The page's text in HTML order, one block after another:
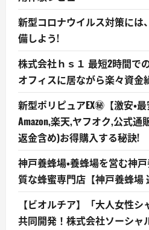
新型コロナウイルス対策には
備しよう!
株式会社ｈｓ１ 最短2時間で
オフィスに居ながら楽々資金
新型ポリピュアEX㊙【激安・最
Amazon,楽天,ヤフオク,公式通
返金含め)お得購入する秘訣!
神戸養蜂場・養蜂場を営む神
質な蜂蜜専門店【神戸養蜂場
【ビオルチア】「大人女性
共同開発！株式会社ソーシャ